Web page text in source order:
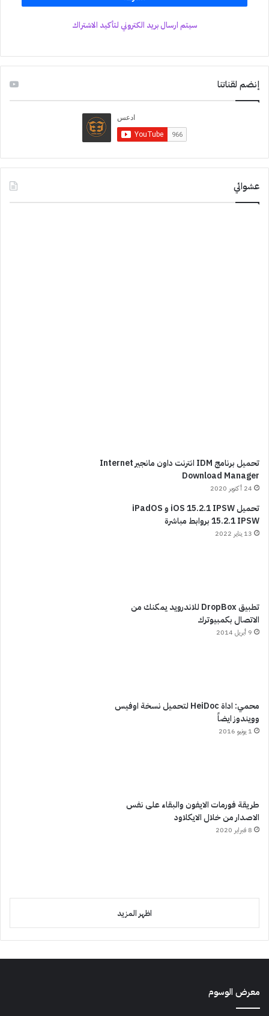
سيتم ارسال بريد الكتروني لتأكيد الاشتراك
إنضم لقناتنا
عشوائي
تحميل برنامج IDM انترنت داون مانجير Internet
Download Manager
24 أكتوبر 2020
تحميل iOS 15.2.1 IPSW و iPadOS
15.2.1 IPSW بروابط مباشرة
13 يناير 2022
تطبيق DropBox للاندرويد يمكنك من
الاتصال بكمبيوترك
9 أبريل 2014
محمي: اداة HeiDoc لتحميل نسخة اوفيس
وويندوز ايضاً
1 يونيو 2016
طريقة فورمات الايفون والبقاء على نفس
الاصدار من خلال الايكلاود
8 فبراير 2020
اظهر المزيد
معرض الوسوم